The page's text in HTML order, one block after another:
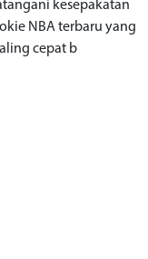
kesepakatan
NBA terbaru yang
cepat b